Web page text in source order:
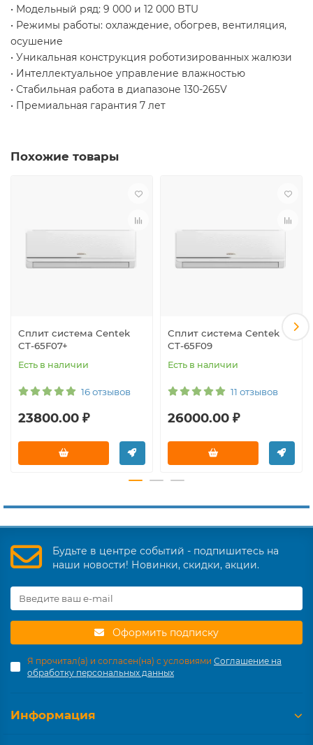
• Модельный ряд: 9 000 и 12 000 BTU
• Режимы работы: охлаждение, обогрев, вентиляция,
осушение
• Уникальная конструкция роботизированных жалюзи
• Интеллектуальное управление влажностью
• Стабильная работа в диапазоне 130-265V
• Премиальная гарантия 7 лет
Похожие товары
Сплит система Centek
CT-65F07+
Есть в наличии
16 отзывов
23800.00 ₽
Сплит система Centek
CT-65F09
Есть в наличии
11 отзывов
26000.00 ₽
Будьте в центре событий - подпишитесь на
наши новости! Новинки, скидки, акции.
Оформить подписку
Я прочитал(а) и согласен(на) с условиями Соглашение на
обработку персональных данных
Информация